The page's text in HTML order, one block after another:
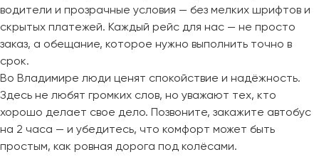
водители и прозрачные условия — без мелких шрифтов и
скрытых платежей. Каждый рейс для нас — не просто
заказ, а обещание, которое нужно выполнить точно в
срок.
Во Владимире люди ценят спокойствие и надёжность.
Здесь не любят громких слов, но уважают тех, кто
хорошо делает свое дело. Позвоните, закажите автобус
на 2 часа — и убедитесь, что комфорт может быть
простым, как ровная дорога под колёсами.